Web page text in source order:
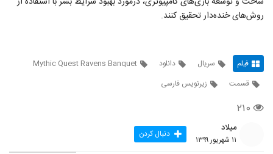
روش‌های خنده‌دار تحقیق کنند.
فیلم سریال دانلود
Mythic Quest Ravens Banquet
قسمت
زیرنویس فارسی
۲۱۰
میلاد
۱۱ شهریور ۱۳۹۹ دنبال کردن